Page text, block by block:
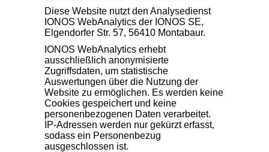
Diese Website nutzt den Analysedienst
IONOS WebAnalytics der IONOS SE,
Elgendorfer Str. 57, 56410 Montabaur.
IONOS WebAnalytics erhebt
ausschließlich anonymisierte
Zugriffsdaten, um statistische
Auswertungen über die Nutzung der
Website zu ermöglichen. Es werden keine
Cookies gespeichert und keine
personenbezogenen Daten verarbeitet.
IP-Adressen werden nur gekürzt erfasst,
sodass ein Personenbezug
ausgeschlossen ist.